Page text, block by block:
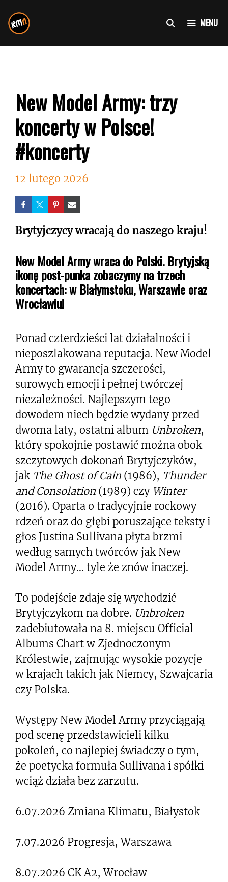
do
treści
MENU
New Model Army: trzy
koncerty w Polsce!
#koncerty
12 lutego 2026
Brytyjczycy wracają do naszego kraju!
New Model Army wraca do Polski. Brytyjską
ikonę post-punka zobaczymy na trzech
koncertach: w Białymstoku, Warszawie oraz
Wrocławiu!
Ponad czterdzieści lat działalności i
nieposzlakowana reputacja. New Model
Army to gwarancja szczerości,
surowych emocji i pełnej twórczej
niezależności. Najlepszym tego
dowodem niech będzie wydany przed
dwoma laty, ostatni album Unbroken,
który spokojnie postawić można obok
szczytowych dokonań Brytyjczyków,
jak The Ghost of Cain (1986), Thunder
and Consolation (1989) czy Winter
(2016). Oparta o tradycyjnie rockowy
rdzeń oraz do głębi poruszające teksty i
głos Justina Sullivana płyta brzmi
według samych twórców jak New
Model Army… tyle że znów inaczej.
To podejście zdaje się wychodzić
Brytyjczykom na dobre. Unbroken
zadebiutowała na 8. miejscu Official
Albums Chart w Zjednoczonym
Królestwie, zajmując wysokie pozycje
w krajach takich jak Niemcy, Szwajcaria
czy Polska.
Występy New Model Army przyciągają
pod scenę przedstawicieli kilku
pokoleń, co najlepiej świadczy o tym,
że poetycka formuła Sullivana i spółki
wciąż działa bez zarzutu.
6.07.2026 Zmiana Klimatu, Białystok
7.07.2026 Progresja, Warszawa
8.07.2026 CK A2, Wrocław